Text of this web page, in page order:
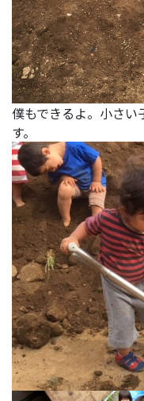
僕もできるよ。小さい
す。